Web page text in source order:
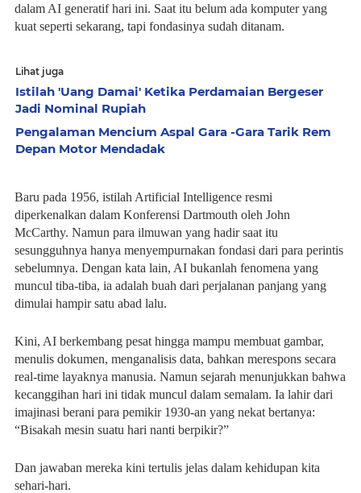
dalam AI generatif hari ini. Saat itu belum ada komputer yang
kuat seperti sekarang, tapi fondasinya sudah ditanam.
Lihat juga
Istilah 'Uang Damai' Ketika Perdamaian Bergeser
Jadi Nominal Rupiah
Pengalaman Mencium Aspal Gara -Gara Tarik Rem
Depan Motor Mendadak
Baru pada 1956, istilah Artificial Intelligence resmi
diperkenalkan dalam Konferensi Dartmouth oleh John
McCarthy. Namun para ilmuwan yang hadir saat itu
sesungguhnya hanya menyempurnakan fondasi dari para perintis
sebelumnya. Dengan kata lain, AI bukanlah fenomena yang
muncul tiba-tiba, ia adalah buah dari perjalanan panjang yang
dimulai hampir satu abad lalu.
Kini, AI berkembang pesat hingga mampu membuat gambar,
menulis dokumen, menganalisis data, bahkan merespons secara
real-time layaknya manusia. Namun sejarah menunjukkan bahwa
kecanggihan hari ini tidak muncul dalam semalam. Ia lahir dari
imajinasi berani para pemikir 1930-an yang nekat bertanya:
“Bisakah mesin suatu hari nanti berpikir?”
Dan jawaban mereka kini tertulis jelas dalam kehidupan kita
sehari-hari.